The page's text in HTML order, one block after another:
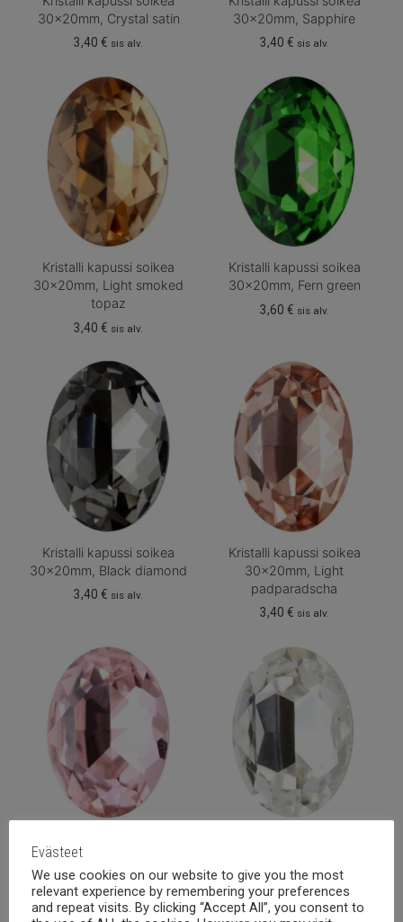
30x20mm, Crystal satin
3,40€ sis alv.
30x20mm, Sapphire
3,40 € sis alv.
Kristalli kapussi soikea
30x20mm, Light smoked
topaz
3,40€ sis alv.
Kristalli kapussi soikea
30x20mm, Fern green
3,60 € sis alv.
Kristalli kapussi soikea
30x20mm, Black diamond
3,40€ sis alv.
Kristalli kapussi soikea
30x20mm, Light
padparadscha
3,40 € sis alv.
30x20mm, Light rose
3,40€ sis alv. 2,90 € sis alv.
Evästeet
We use cookies on our website to give you the most
relevant experience by remembering your preferences
and repeat visits. By clicking “Accept All”, you consent to